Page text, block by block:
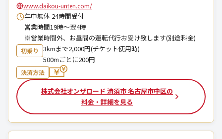
www.daikou-unten.com/
年中無休 24時間受付
営業時間19時～翌4時
※営業時間外、お昼間の運転代行お受け致します(別途料金)
初乗り
3kmまで2,000円(チケット使用時)
500mごとに200円
決済方法
株式会社オンザロード 清須市 名古屋市中区の
料金・詳細を見る